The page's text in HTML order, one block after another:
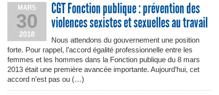
MARS
30
2018
CGT Fonction publique : prévention des
violences sexistes et sexuelles au travail
Nous attendons du gouvernement une position
forte. Pour rappel, l’accord égalité professionnelle entre les
femmes et les hommes dans la Fonction publique du 8 mars
2013 était une première avancée importante. Aujourd’hui, cet
accord n’est pas ou (…)